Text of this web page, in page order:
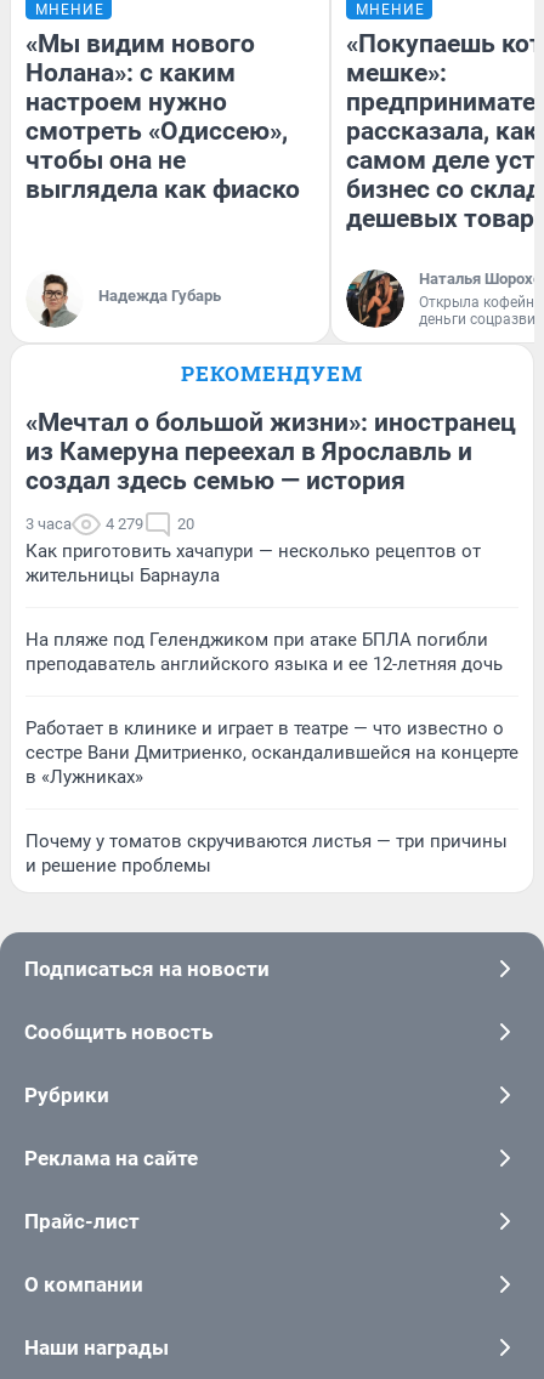
МНЕНИЕ
«Мы видим нового
Нолана»: с каким
настроем нужно
смотреть «Одиссею»,
чтобы она не
выглядела как фиаско
Надежда Губарь
МНЕНИЕ
«Покупаешь
мешке»:
рассказала, как
самом деле
бизнес со
дешевых
Наталья
Открыла
деньги
РЕКОМЕНДУЕМ
«Мечтал о большой жизни»: иностранец
из Камеруна переехал в Ярославль и
создал здесь семью — история
3 часа 4 279 20
Как приготовить хачапури — несколько рецептов от
жительницы Барнаула
На пляже под Геленджиком при атаке БПЛА погибли
преподаватель английского языка и ее 12-летняя дочь
Работает в клинике и играет в театре — что известно о
сестре Вани Дмитриенко, оскандалившейся на концерте
в «Лужниках»
Почему у томатов скручиваются листья — три причины
и решение проблемы
Подписаться на новости
Сообщить новость
Рубрики
Реклама на сайте
Прайс-лист
О компании
Наши награды